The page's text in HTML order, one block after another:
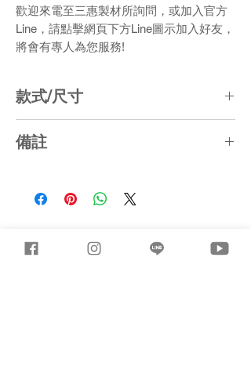
歡迎來電至三惠製材所詢問，或加入官方
Line，請點擊網頁下方Line圖示加入好友，
將會有專人為您服務!
款式/尺寸
備註
±1CM
2. 產品顏色局部採「漸層、失色、色差」
3. 紋路僅供參考，實際樣式須以照片或小
樣磚呈現，送審經設計監造單位審查挑